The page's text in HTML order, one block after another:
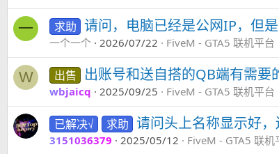
一 求助 请问，电脑已经是公网IP，但
一个一个 2026/07/22 FiveM - GTA5 联机平台
W 出售 出账号和送自搭的QB端有需要
wbjaicq 2025/09/25 FiveM - GTA5 联机平台
已解决√ 求助 请问头上名称显示好
3151036379 2025/05/12 FiveM - GTA5 联机